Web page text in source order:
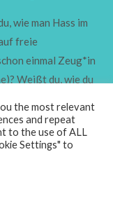
wie man Hass im
freie
einmal Zeug*in
Weißt du, wie du
Menschen dabei
ist und wie
kann. Aber
the most relevant
and repeat
to the use of ALL
Settings" to